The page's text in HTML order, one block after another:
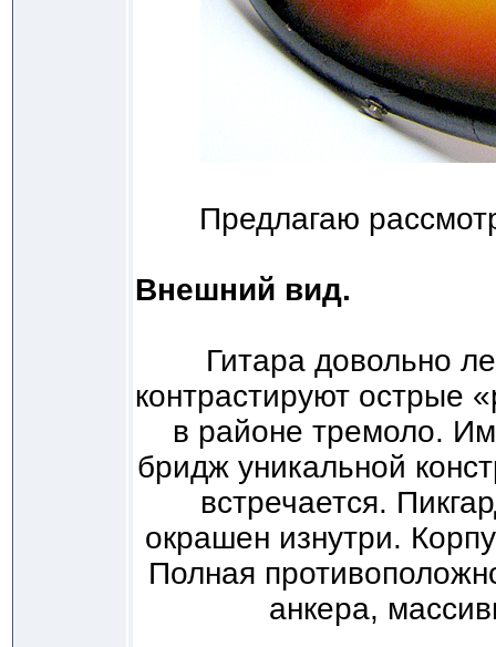
Предлагаю
Внешний вид.
Гитара довольно
контрастируют острые
в районе тремоло.
бридж уникальной
встречается.
окрашен изнутри.
Полная
анкера,